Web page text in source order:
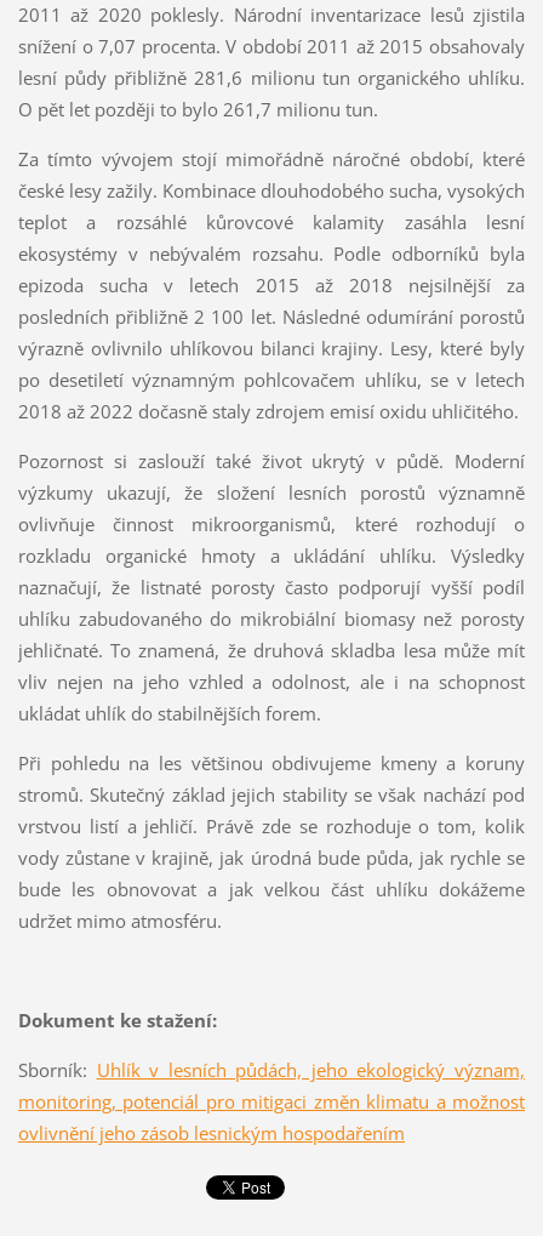
2011 až 2020 poklesly. Národní inventarizace lesů zjistila
snížení o 7,07 procenta. V období 2011 až 2015 obsahovaly
lesní půdy přibližně 281,6 milionu tun organického uhlíku.
O pět let později to bylo 261,7 milionu tun.
Za tímto vývojem stojí mimořádně náročné období, které
české lesy zažily. Kombinace dlouhodobého sucha, vysokých
teplot a rozsáhlé kůrovcové kalamity zasáhla lesní
ekosystémy v nebývalém rozsahu. Podle odborníků byla
epizoda sucha v letech 2015 až 2018 nejsilnější za
posledních přibližně 2 100 let. Následné odumírání porostů
výrazně ovlivnilo uhlíkovou bilanci krajiny. Lesy, které byly
po desetiletí významným pohlcovačem uhlíku, se v letech
2018 až 2022 dočasně staly zdrojem emisí oxidu uhličitého.
Pozornost si zaslouží také život ukrytý v půdě. Moderní
výzkumy ukazují, že složení lesních porostů významně
ovlivňuje činnost mikroorganismů, které rozhodují o
rozkladu organické hmoty a ukládání uhlíku. Výsledky
naznačují, že listnaté porosty často podporují vyšší podíl
uhlíku zabudovaného do mikrobiální biomasy než porosty
jehličnaté. To znamená, že druhová skladba lesa může mít
vliv nejen na jeho vzhled a odolnost, ale i na schopnost
ukládat uhlík do stabilnějších forem.
Při pohledu na les většinou obdivujeme kmeny a koruny
stromů. Skutečný základ jejich stability se však nachází pod
vrstvou listí a jehličí. Právě zde se rozhoduje o tom, kolik
vody zůstane v krajině, jak úrodná bude půda, jak rychle se
bude les obnovovat a jak velkou část uhlíku dokážeme
udržet mimo atmosféru.
Dokument ke stažení:
Sborník: Uhlík v lesních půdách, jeho ekologický význam,
monitoring, potenciál pro mitigaci změn klimatu a možnost
ovlivnění jeho zásob lesnickým hospodařením